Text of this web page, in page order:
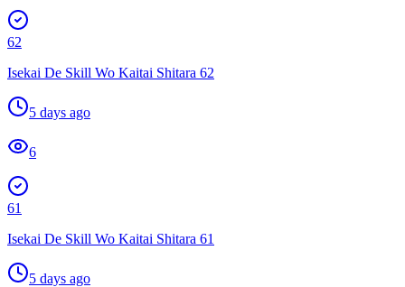
62
Isekai De Skill Wo Kaitai Shitara 62
5 days ago
6
61
Isekai De Skill Wo Kaitai Shitara 61
5 days ago